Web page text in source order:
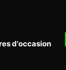
d'occasion